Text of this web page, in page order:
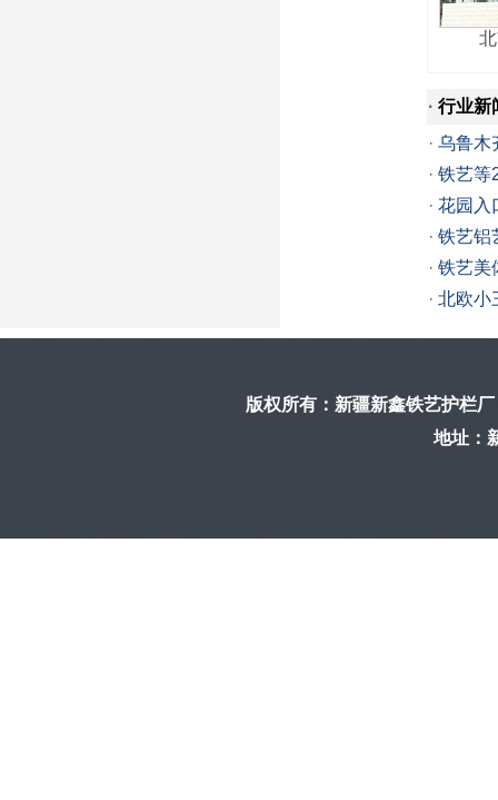
· 行业新
· 乌鲁木
· 铁艺等
· 花园入
· 铁艺铝
· 铁艺美
· 北欧小
版权所有： 新疆新鑫铁艺护栏厂
地址：